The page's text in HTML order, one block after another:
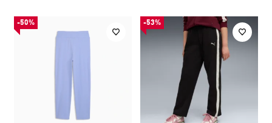
-50% -53%